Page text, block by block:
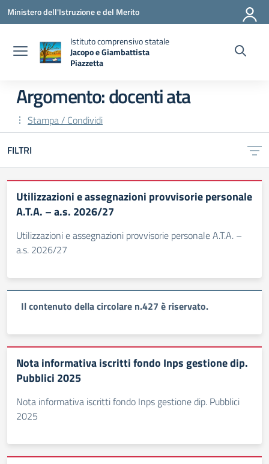
Vai ai contenuti
Vai al menu di navigazione
Vai al footer
Ministero dell'Istruzione e del Merito
Istituto comprensivo statale
Jacopo e Giambattista
Piazzetta
Argomento: docenti ata
Stampa / Condividi
FILTRI
Utilizzazioni e assegnazioni provvisorie personale
A.T.A. – a.s. 2026/27
Utilizzazioni e assegnazioni provvisorie personale A.T.A. –
a.s. 2026/27
Il contenuto della circolare n.427 è riservato.
Nota informativa iscritti fondo Inps gestione dip.
Pubblici 2025
Nota informativa iscritti fondo Inps gestione dip. Pubblici
2025